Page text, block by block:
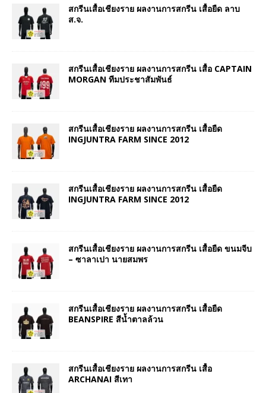
สกรีนเสื้อเชียงราย ผลงานการสกรีน เสื้อยืด ลาบ
ส.จ.
สกรีนเสื้อเชียงราย ผลงานการสกรีน เสื้อ CAPTAIN
MORGAN ทีมประชาสัมพันธ์
สกรีนเสื้อเชียงราย ผลงานการสกรีน เสื้อยืด
INGJUNTRA FARM SINCE 2012
สกรีนเสื้อเชียงราย ผลงานการสกรีน เสื้อยืด
INGJUNTRA FARM SINCE 2012
สกรีนเสื้อเชียงราย ผลงานการสกรีน เสื้อยืด ขนมจีบ
– ซาลาเปา นายสมพร
สกรีนเสื้อเชียงราย ผลงานการสกรีน เสื้อยืด
BEANSPIRE สีน้ำตาลล้วน
สกรีนเสื้อเชียงราย ผลงานการสกรีน เสื้อ
ARCHANAI สีเทา